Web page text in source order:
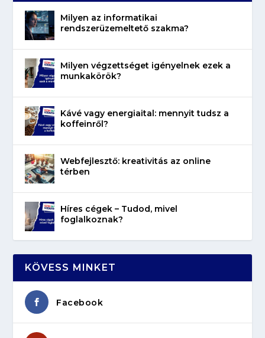
Milyen az informatikai
rendszerüzemeltető szakma?
Milyen végzettséget igényelnek ezek a
munkakörök?
Kávé vagy energiaital: mennyit tudsz a
koffeinről?
Webfejlesztő: kreativitás az online
térben
Híres cégek – Tudod, mivel
foglalkoznak?
KÖVESS MINKET
Facebook